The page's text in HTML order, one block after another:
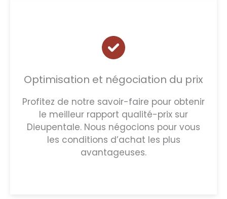
Optimisation et négociation du prix
Profitez de notre savoir-faire pour obtenir
le meilleur rapport qualité-prix sur
Dieupentale. Nous négocions pour vous
les conditions d’achat les plus
avantageuses.